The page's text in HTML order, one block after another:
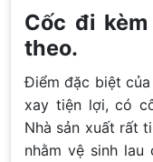
Cốc đi
theo.
Điểm đặc biệt
xay tiện lợi, có
Nhà sản xuất rất
nhằm vệ sinh lau